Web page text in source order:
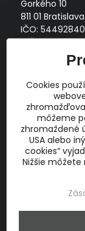
Gorkého 10
811 01
IČO: 54492840
DIČ: 2121704145
IČ DPH:
I, Oddiel Sro,
Prevádzková
E-mail:
Bankové
Slovenská
IBAN: SK48
SWIFT:
Cookies
môžeme
zhromaždené
USA alebo
cookies“
Nižšie